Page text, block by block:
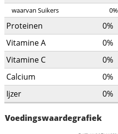
waarvan Suikers
0%
Proteinen 0%
Vitamine A
0%
Vitamine C
0%
Calcium
0%
Ijzer
0%
Voedingswaardegrafiek